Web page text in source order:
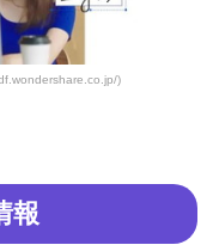
)
報